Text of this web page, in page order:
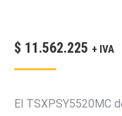
$ 11.562.225 + IVA
El TSXPSY5520MC